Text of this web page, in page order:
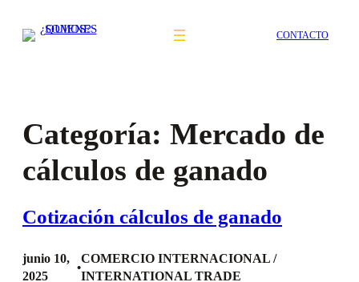
CONTACTO
Categoría: Mercado de
cálculos de ganado
Cotización cálculos de ganado
junio 10,
2025
•
COMERCIO INTERNACIONAL /
INTERNATIONAL TRADE